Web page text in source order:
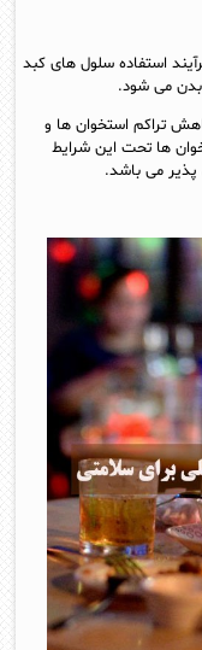
استفاده سلول های کبد
تراکم استخوان ها و
ها تحت این شرایط
می باشد.